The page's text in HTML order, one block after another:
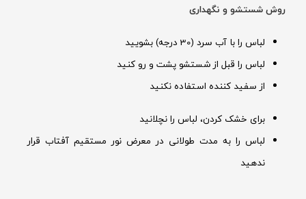
روش شستشو و نگهداری
لباس را با آب سرد (30 درجه) بشویید
لباس را قبل از شستشو پشت و رو کنید
از سفید کننده استفاده نکنید
برای خشک کردن، لباس را نچلانید
لباس را به مدت طولانی در معرض نور مستقیم آفتاب قرار
ندهید